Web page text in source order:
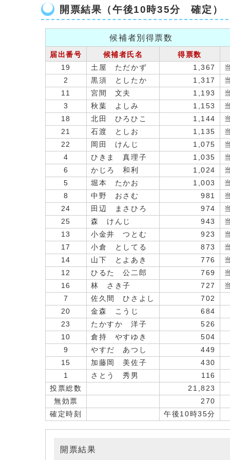
開票結果（午後10時35分 確定）
候補者別得票数
届出番号 候補者氏名
得票数
19
土屋 ただかず 1,367
当
2
黒須 としたか 1,317
当
11
宮間 文夫 1,193
当
3
秋葉 よしみ 1,153
当
18
北田 ひろひこ 1,144
当
21
石渡 としお 1,135
当
22
岡田 けんじ 1,075
当
4
ひきま 真理子 1,035
当
6
かじろ 和利 1,024
当
5
堀本 たかお 1,003
当
8
中野 おさむ 981
当
24
田辺 まさひろ 974
当
25
森 けんじ 943
当
13
小金井 つとむ 923
当
17
小倉 としてる 873
当
14
山下 とよあき 776
当
12
ひるた 公二郎 769
当
16
林 さき子 727
当
7
佐久間 ひさよし
702
20
金森 こうじ
684
23
たかすか 洋子
526
10
倉持 やすゆき
504
9
やすだ あつし
449
15
加藤岡 美佐子
430
1
さとう 秀男
116
投票総数
21,823
無効票
270
確定時刻
午後10時35分
開票結果